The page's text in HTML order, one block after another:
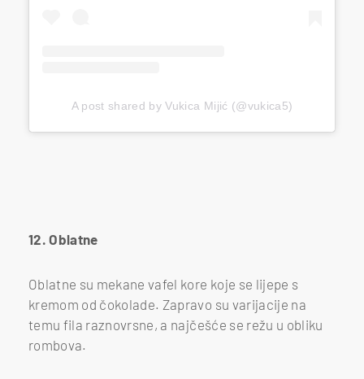
A post shared by Vukica Mijić (@vukica5)
12. Oblatne
Oblatne su mekane vafel kore koje se lijepe s
kremom od čokolade. Zapravo su varijacije na
temu fila raznovrsne, a najčešće se režu u obliku
rombova.